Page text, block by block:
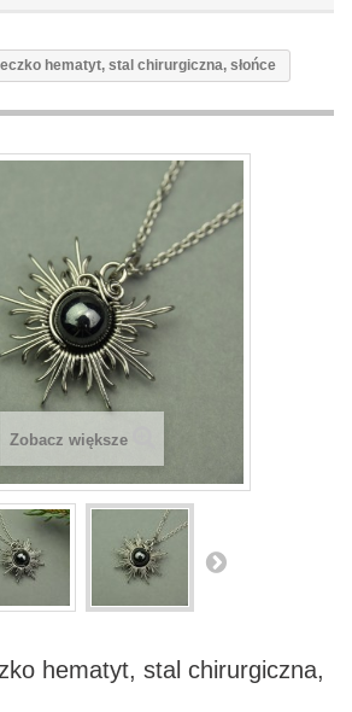
hematyt, stal chirurgiczna, słońce
Zobacz większe
hematyt, stal chirurgiczna,